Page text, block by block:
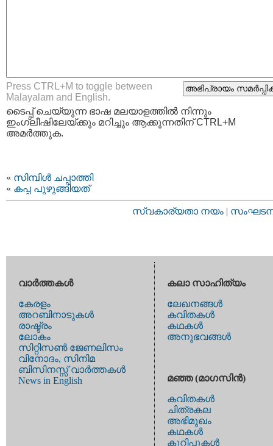
Press CTRL+M to toggle between
Malayalam and English.
ടൈപ്പ്‌ ചെയ്യുന്ന ഭാഷ മലയാളത്തില്‍ നിന്നും
ഇംഗ്ലീഷിലേയ്ക്കും മറിച്ചും ആക്കുന്നതിന് CTRL+M
അമര്‍ത്തുക.
« സിമ്പിള്‍ ചപ്പാത്തി
« കപ്പ പുഴുങ്ങിയത്
സ്വകാര്യതാ നയം |
വാര്‍ത്തകള്‍
കേരളം
അറബിനാടുകള്‍
രാഷ്ട്രം
ലോകം
സിറ്റിസണ്‍ ജേണലിസം
വിനോദം, സിനിമ
ബിസിനസ്സ് വാര്‍ത്തകള്‍
News in English
കലാ സാഹിത്യം
ലേഖനങ്ങള്‍
കവിതകള്‍
കഥകള്‍
അനുഭവങ്ങള്‍
മഞ്ഞ (മാഗസിന്‍)
കവിതകള്‍
ചിത്രകല
അഭിമുഖം
കഥകള്‍
കുറിപ്പുകള്‍